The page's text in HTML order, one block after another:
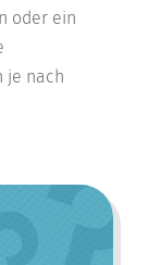
oder ein
je nach